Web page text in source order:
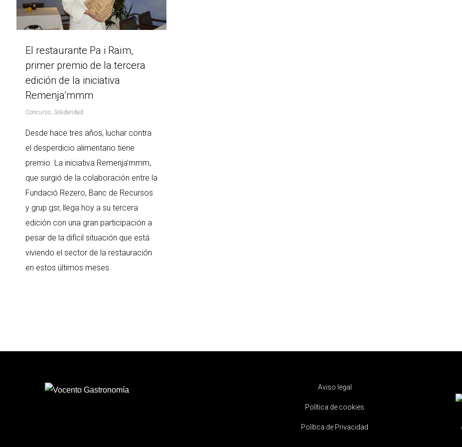
El restaurante Pa i Raïm,
primer premio de la tercera
edición de la iniciativa
Remenja’mmm
Concurso, Solidaridad
Desde hace tres años, luchar contra
el desperdicio alimentario tiene
premio. La iniciativa Remenja’mmm,
que surgió de la colaboración entre la
Fundació Rezero, Banc de Recursos
y grup gsr, llega hoy a su tercera
edición con una gran participación a
pesar de la difícil situación que está
viviendo el sector de la restauración
en estos últimos meses.
Aviso legal
Política de cookies
Política de Privacidad